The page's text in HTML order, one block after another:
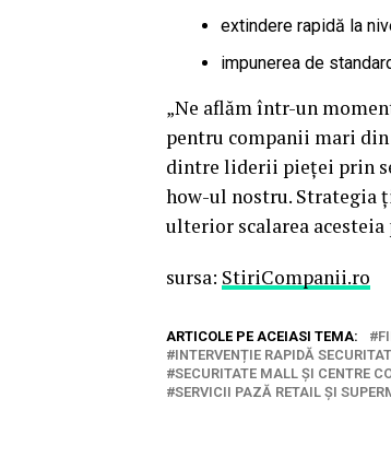
extindere rapidă la
impunerea de
„Ne aflăm într-un
pentru companii mari
dintre liderii pieței prin
how-ul nostru. Strategia
ulterior scalarea
sursa: StiriCompanii.ro
ARTICOLE PE ACEIASI TEMA:
INTERVENȚIE RAPIDĂ
SECURITATE MALL ȘI CENTRE
SERVICII PAZĂ RETAIL ȘI